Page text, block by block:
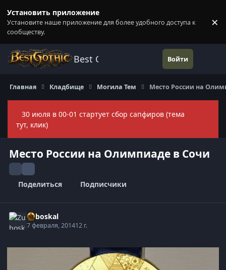
Установить приложение
Установите наше приложение для более удобного доступа к
сообществу.
×
Best Gothic Forums Войти
Главная Кладбище Могила Тем Место России на
30 июля в 00-01 стартует сбор сапфиров (тема
тут, клик)
Место России на Олимпиаде в Сочи
Поделиться Подписчики
Zuboskal
7 февраля, 201412 г.